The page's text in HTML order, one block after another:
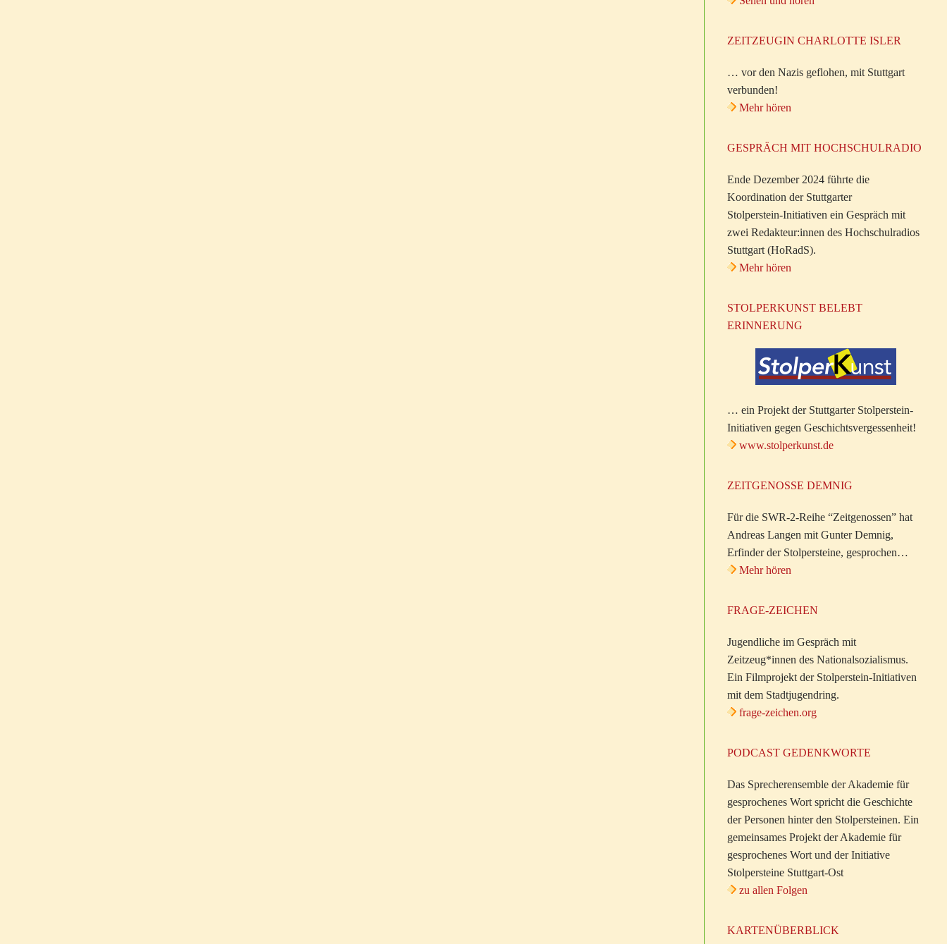
ZEITZEUGIN CHARLOTTE ISLER
… vor den Nazis geflohen, mit Stuttgart
verbunden!
Mehr hören
GESPRÄCH MIT HOCHSCHULRADIO
Ende Dezember 2024 führte die
Koordination der Stuttgarter
Stolperstein-Initiativen ein Gespräch mit
zwei Redakteur:innen des Hochschulradios
Stuttgart (HoRadS).
Mehr hören
STOLPERKUNST BELEBT
ERINNERUNG
… ein Projekt der Stuttgarter Stolperstein-
Initiativen gegen Geschichtsvergessenheit!
www.stolperkunst.de
ZEITGENOSSE DEMNIG
Für die SWR-2-Reihe “Zeitgenossen” hat
Andreas Langen mit Gunter Demnig,
Erfinder der Stolpersteine, gesprochen…
Mehr hören
FRAGE-ZEICHEN
Jugendliche im Gespräch mit
Zeitzeug*innen des Nationalsozialismus.
Ein Filmprojekt der Stolperstein-Initiativen
mit dem Stadtjugendring.
frage-zeichen.org
PODCAST GEDENKWORTE
Das Sprecherensemble der Akademie für
gesprochenes Wort spricht die Geschichte
der Personen hinter den Stolpersteinen. Ein
gemeinsames Projekt der Akademie für
gesprochenes Wort und der Initiative
Stolpersteine Stuttgart-Ost
zu allen Folgen
KARTENÜBERBLICK